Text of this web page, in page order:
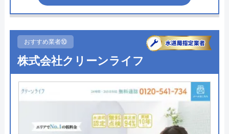
代表者 中村信幸
創業・設立
所在地
〒730-0045
広島県広島市中区鶴見町8-57
●受付時間 24時間
●定休日
●出張見積もり 出張見積もり無料
●支払い方法
現金、クレジットカード、銀行振
●保証・保険 無料保証あり
おすすめ業者⑩
株式会社クリーンライフ